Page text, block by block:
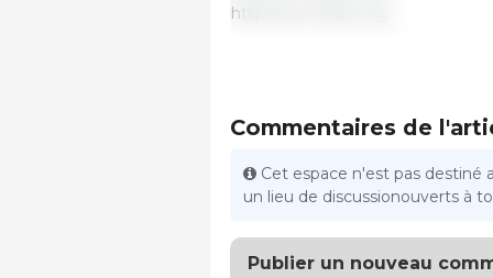
http://www.fao.org
Commentaires de
Cet espace n'est pas destiné
un lieu de discussionouverts à
Publier un nouveau